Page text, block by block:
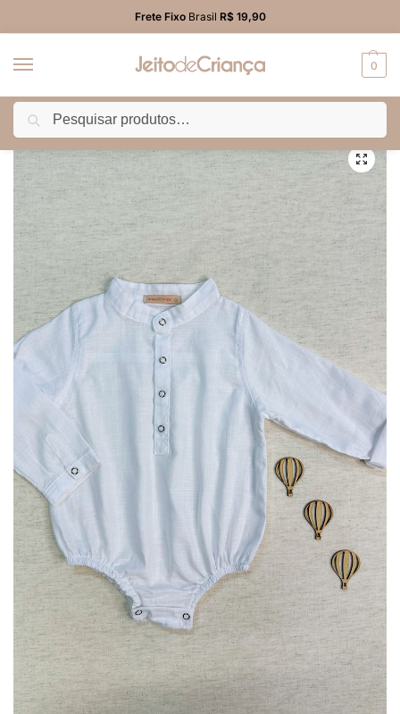
Frete FixoBrasil R$ 19,90
0
Início BEBÊ MENINO / Camisa/Body